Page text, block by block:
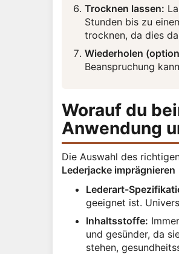
Trocknen lassen:
Stunden bis zu
trocknen, da dies
Wiederholen
Beanspruchung
Worauf du
Anwendung
Die Auswahl des
Lederjacke imprägnieren
Lederart-
geeignet ist.
Inhaltsstoffe:
und gesünder, da
stehen,